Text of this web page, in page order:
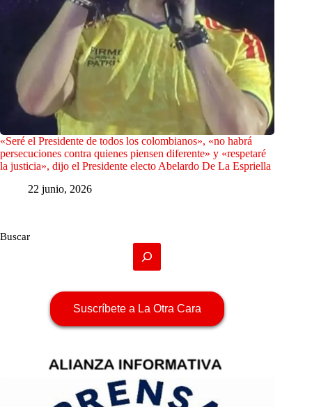
«Seré el Presidente de todos los colombianos», «no habrá
persecuciones contra quienes piensen diferente» y «respetaré
la justicia», dijo el Presidente electo Abelardo De La Espriella
22 junio, 2026
Buscar
Suscríbete a La Otra Cara